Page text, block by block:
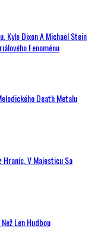
Kyle Dixon A Michael Stein
Fenoménu
Death Metalu
V Majesticu Sa
Len Hudbou